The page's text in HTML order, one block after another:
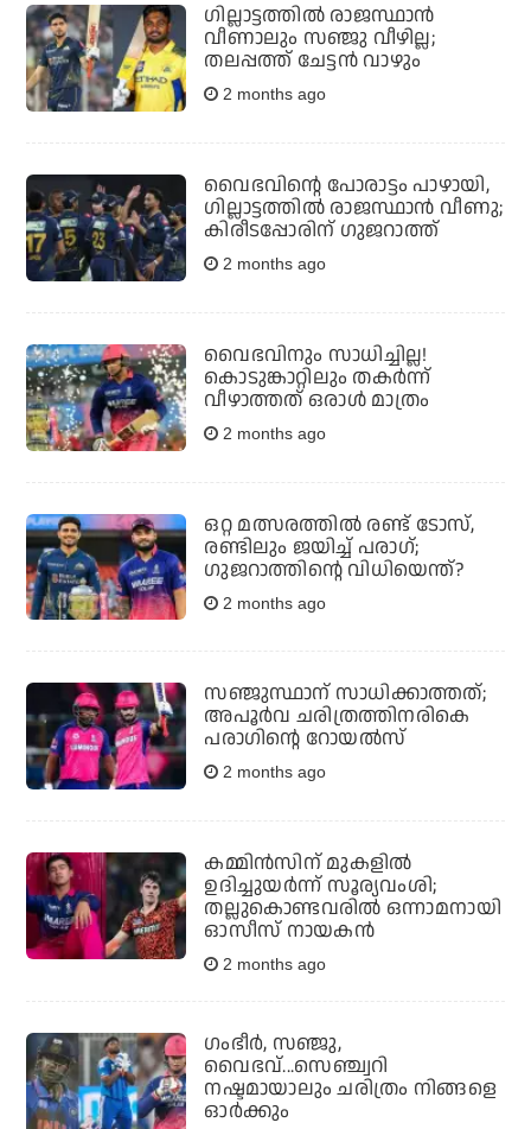
ഗില്ലാട്ടത്തിൽ രാജസ്ഥാൻ
വീണാലും സഞ്ജു വീഴില്ല;
തലപ്പത്ത് ചേട്ടൻ വാഴും
2 months ago
വൈഭവിന്റെ പോരാട്ടം പാഴായി,
ഗില്ലാട്ടത്തിൽ രാജസ്ഥാൻ വീണു;
കിരീടപ്പോരിന് ഗുജറാത്ത്
2 months ago
വൈഭവിനും സാധിച്ചില്ല!
കൊടുങ്കാറ്റിലും തകർന്ന്
വീഴാത്തത് ഒരാൾ മാത്രം
2 months ago
ഒറ്റ മത്സരത്തിൽ രണ്ട് ടോസ്,
രണ്ടിലും ജയിച്ച് പരാഗ്;
ഗുജറാത്തിന്റെ വിധിയെന്ത്?
2 months ago
സഞ്ജുസ്ഥാന് സാധിക്കാത്തത്;
അപൂർവ ചരിത്രത്തിനരികെ
പരാഗിന്റെ റോയൽസ്
2 months ago
കമ്മിന്‍സിന് മുകളില്‍
ഉദിച്ചുയര്‍ന്ന് സൂര്യവംശി;
തല്ലുകൊണ്ടവരില്‍ ഒന്നാമനായി
ഓസീസ് നായകന്‍
2 months ago
ഗംഭീര്‍, സഞ്ജു,
വൈഭവ്...സെഞ്ച്വറി
നഷ്ടമായാലും ചരിത്രം നിങ്ങളെ
ഓര്‍ക്കും